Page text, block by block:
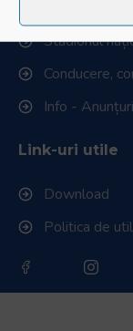
Stadionul
Conducere,
Info - Anunțuri
Link-uri utile
Download
Politica de